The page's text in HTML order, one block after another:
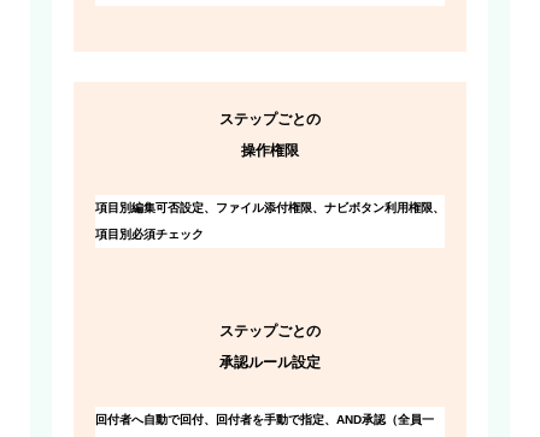
ステップごとの
操作権限
項目別編集可否設定、ファイル添付権限、ナビボタン利用権限、
項目別必須チェック
ステップごとの
承認ルール設定
回付者へ自動で回付、回付者を手動で指定、AND承認（全員一